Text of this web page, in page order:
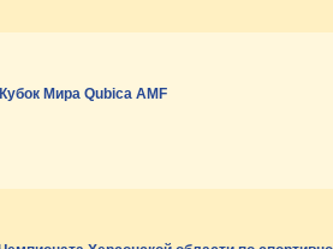
Кубок Мира Qubica AMF